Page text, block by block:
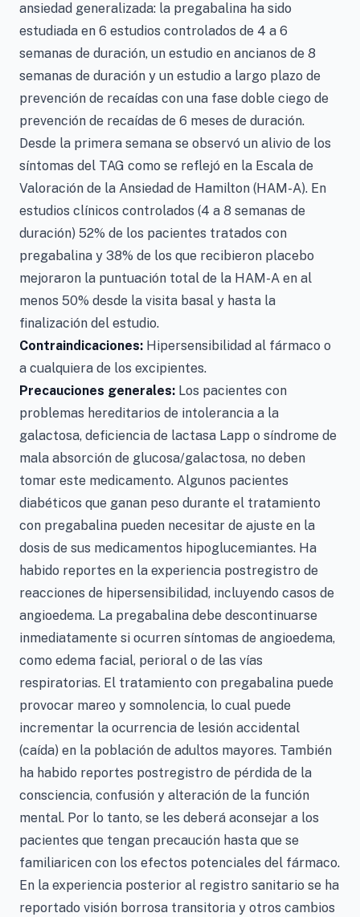
ansiedad generalizada: la pregabalina ha sido
estudiada en 6 estudios controlados de 4 a 6
semanas de duración, un estudio en ancianos de 8
semanas de duración y un estudio a largo plazo de
prevención de recaídas con una fase doble ciego de
prevención de recaídas de 6 meses de duración.
Desde la primera semana se observó un alivio de los
síntomas del TAG como se reflejó en la Escala de
Valoración de la Ansiedad de Hamilton (HAM-A). En
estudios clínicos controlados (4 a 8 semanas de
duración) 52% de los pacientes tratados con
pregabalina y 38% de los que recibieron placebo
mejoraron la puntuación total de la HAM-A en al
menos 50% desde la visita basal y hasta la
finalización del estudio.
Contraindicaciones: Hipersensibilidad al fármaco o
a cualquiera de los excipientes.
Precauciones generales: Los pacientes con
problemas hereditarios de intolerancia a la
galactosa, deficiencia de lactasa Lapp o síndrome de
mala absorción de glucosa/galactosa, no deben
tomar este medicamento. Algunos pacientes
diabéticos que ganan peso durante el tratamiento
con pregabalina pueden necesitar de ajuste en la
dosis de sus medicamentos hipoglucemiantes. Ha
habido reportes en la experiencia postregistro de
reacciones de hipersensibilidad, incluyendo casos de
angioedema. La pregabalina debe descontinuarse
inmediatamente si ocurren síntomas de angioedema,
como edema facial, perioral o de las vías
respiratorias. El tratamiento con pregabalina puede
provocar mareo y somnolencia, lo cual puede
incrementar la ocurrencia de lesión accidental
(caída) en la población de adultos mayores. También
ha habido reportes postregistro de pérdida de la
consciencia, confusión y alteración de la función
mental. Por lo tanto, se les deberá aconsejar a los
pacientes que tengan precaución hasta que se
familiaricen con los efectos potenciales del fármaco.
En la experiencia posterior al registro sanitario se ha
reportado visión borrosa transitoria y otros cambios